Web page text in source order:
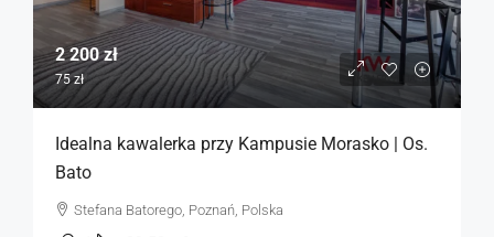
2 200 zł
75 zł
Idealna kawalerka przy Kampusie Morasko | Os.
Bato
Stefana Batorego, Poznań, Polska